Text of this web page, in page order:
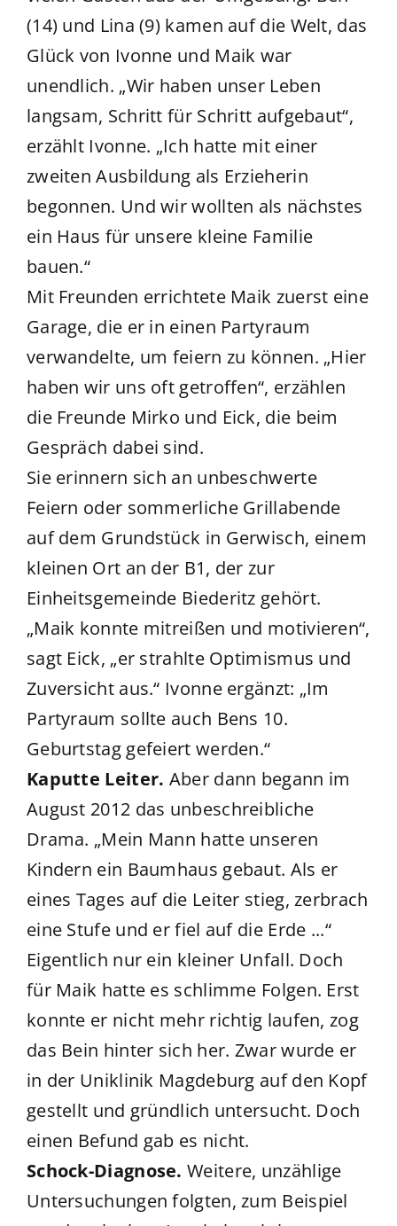
(14) und Lina (9) kamen auf die Welt, das
Glück von Ivonne und Maik war
unendlich. „Wir haben unser Leben
langsam, Schritt für Schritt aufgebaut“,
erzählt Ivonne. „Ich hatte mit einer
zweiten Ausbildung als Erzieherin
begonnen. Und wir wollten als nächstes
ein Haus für unsere kleine Familie
bauen.“
Mit Freunden errichtete Maik zuerst eine
Garage, die er in einen Partyraum
verwandelte, um feiern zu können. „Hier
haben wir uns oft getroffen“, erzählen
die Freunde Mirko und Eick, die beim
Gespräch dabei sind.
Sie erinnern sich an unbeschwerte
Feiern oder sommerliche Grillabende
auf dem Grundstück in Gerwisch, einem
kleinen Ort an der B1, der zur
Einheitsgemeinde Biederitz gehört.
„Maik konnte mitreißen und motivieren“,
sagt Eick, „er strahlte Optimismus und
Zuversicht aus.“ Ivonne ergänzt: „Im
Partyraum sollte auch Bens 10.
Geburtstag gefeiert werden.“
Kaputte Leiter. Aber dann begann im
August 2012 das unbeschreibliche
Drama. „Mein Mann hatte unseren
Kindern ein Baumhaus gebaut. Als er
eines Tages auf die Leiter stieg, zerbrach
eine Stufe und er fiel auf die Erde ...“
Eigentlich nur ein kleiner Unfall. Doch
für Maik hatte es schlimme Folgen. Erst
konnte er nicht mehr richtig laufen, zog
das Bein hinter sich her. Zwar wurde er
in der Uniklinik Magdeburg auf den Kopf
gestellt und gründlich untersucht. Doch
einen Befund gab es nicht.
Schock-Diagnose. Weitere, unzählige
Untersuchungen folgten, zum Beispiel